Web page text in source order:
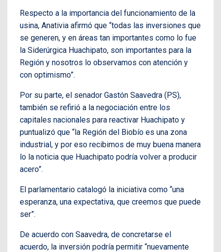
Respecto a la importancia del funcionamiento de la
usina, Anativia afirmó que “todas las inversiones que
se generen, y en áreas tan importantes como lo fue
la Siderúrgica Huachipato, son importantes para la
Región y nosotros lo observamos con atención y
con optimismo”.
Por su parte, el senador Gastón Saavedra (PS),
también se refirió a la negociación entre los
capitales nacionales para reactivar Huachipato y
puntualizó que “la Región del Biobío es una zona
industrial, y por eso recibimos de muy buena manera
lo la noticia que Huachipato podría volver a producir
acero”.
El parlamentario catalogó la iniciativa como “una
esperanza, una expectativa, que creemos que puede
ser”.
De acuerdo con Saavedra, de concretarse el
acuerdo, la inversión podría permitir “nuevamente